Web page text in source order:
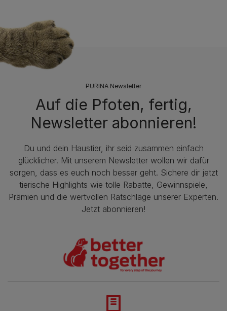
PURINA Newsletter
Auf die Pfoten, fertig,
Newsletter abonnieren!
Du und dein Haustier, ihr seid zusammen einfach
glücklicher. Mit unserem Newsletter wollen wir dafür
sorgen, dass es euch noch besser geht. Sichere dir jetzt
tierische Highlights wie tolle Rabatte, Gewinnspiele,
Prämien und die wertvollen Ratschläge unserer Experten.
Jetzt abonnieren!